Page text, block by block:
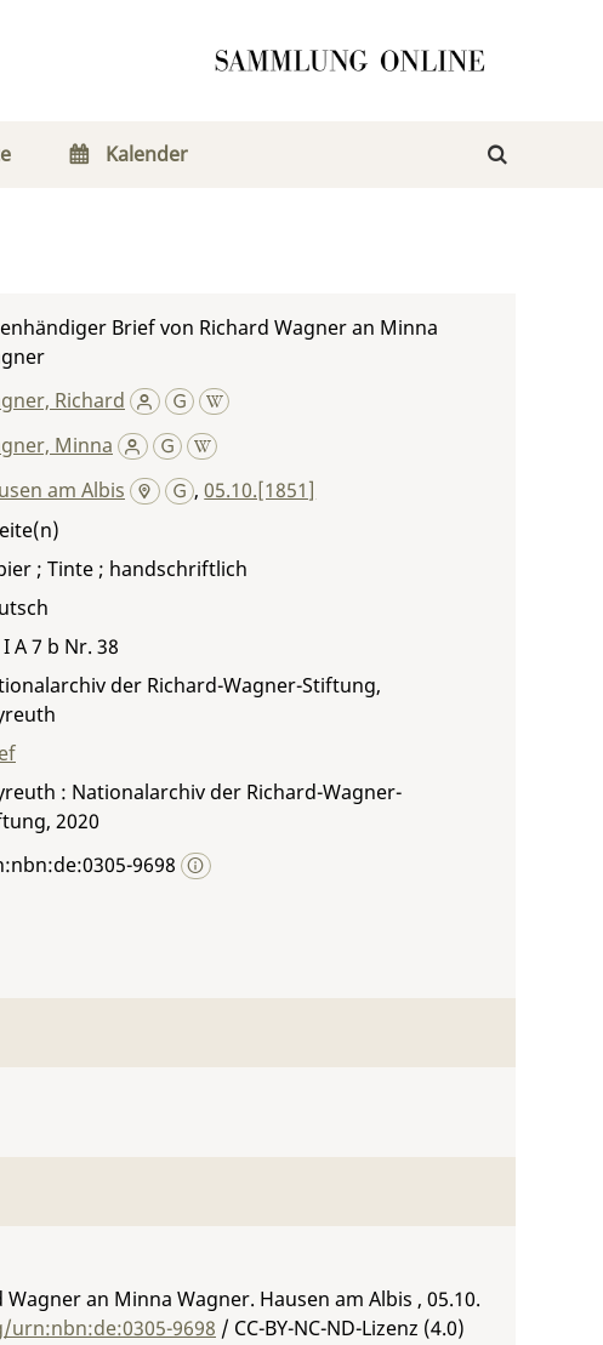
Kalender
Brief von Richard Wagner an Minna
Richard
Minna
am Albis ,05.10.[1851]
; Tinte ; handschriftlich
I A 7 b Nr. 38
der Richard-Wagner-Stiftung,
: Nationalarchiv der Richard-Wagner-
2020
9698
an Minna Wagner. Hausen am Albis , 05.10.
9698 / CC-BY-NC-ND-Lizenz (4.0)